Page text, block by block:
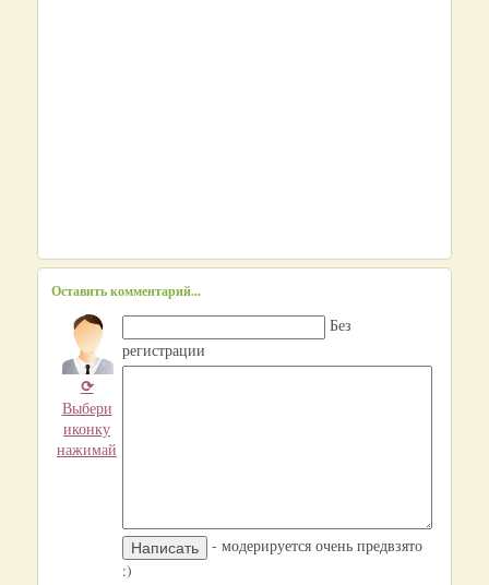
Оставить комментарий...
⟳
Выбери
иконку
нажимай
Без
регистрации
- модерируется очень предвзято
:)